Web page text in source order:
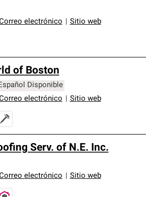
electrónico Sitio web
of Boston
Disponible
electrónico Sitio web
Serv. of N.E. Inc.
electrónico Sitio web